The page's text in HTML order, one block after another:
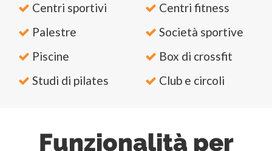
Centri sportivi
Centri fitness
Palestre
Società sportive
Piscine
Box di crossfit
Studi di pilates
Club e circoli
Funzionalità per